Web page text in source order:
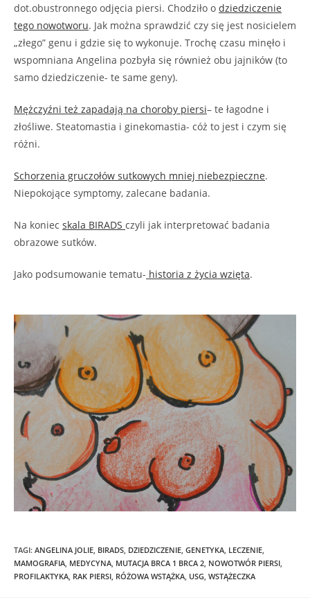
dot.obustronnego odjęcia piersi. Chodziło o dziedziczenie
tego nowotworu. Jak można sprawdzić czy się jest nosicielem
„złego” genu i gdzie się to wykonuje. Trochę czasu minęło i
wspomniana Angelina pozbyła się również obu jajników (to
samo dziedziczenie- te same geny).
Mężczyźni też zapadają na choroby piersi– te łagodne i
złośliwe. Steatomastia i ginekomastia- cóż to jest i czym się
różni.
Schorzenia gruczołów sutkowych mniej niebezpieczne.
Niepokojące symptomy, zalecane badania.
Na koniec skala BIRADS czyli jak interpretować badania
obrazowe sutków.
Jako podsumowanie tematu- historia z życia wzięta.
TAGI: ANGELINA JOLIE BIRADS DZIEDZICZENIE GENETYKA LECZENIE
MAMOGRAFIA MEDYCYNA MUTACJA BRCA 1 BRCA 2 NOWOTWÓR PIERSI
PROFILAKTYKA RAK PIERSI RÓŻOWA WSTĄŻKA USG WSTĄŻECZKA